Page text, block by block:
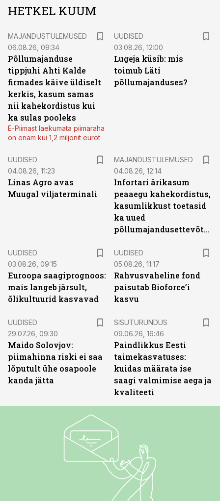
HETKEL KUUM
MAJANDUSTULEMUSED
06.08.26, 09:34
Põllumajanduse
tippjuhi Ahti Kalde
firmades käive üldiselt
kerkis, kasum samas
nii kahekordistus kui
ka sulas pooleks
E-Piimast laekumata piimaraha
on enam kui 1,2 miljonit eurot
UUDISED
03.08.26, 12:00
Lugeja küsib: mis
toimub Läti
põllumajanduses?
UUDISED
04.08.26, 11:23
Linas Agro avas
Muugal viljaterminali
MAJANDUSTULEMUSED
04.08.26, 12:14
Infortari ärikasum
peaaegu kahekordistus,
kasumlikkust toetasid
ka uued
põllumajandusettevõtted
UUDISED
03.08.26, 09:15
Euroopa saagiprognoos:
mais langeb järsult,
õlikultuurid kasvavad
UUDISED
05.08.26, 11:17
Rahvusvaheline fond
paisutab Bioforce’i
kasvu
UUDISED
29.07.26, 09:30
Maido Solovjov:
piimahinna riski ei saa
lõputult ühe osapoole
kanda jätta
SISUTURUNDUS
09.06.26, 16:46
Paindlikkus Eesti
taimekasvatuses:
kuidas määrata ise
saagi valmimise aega ja
kvaliteeti